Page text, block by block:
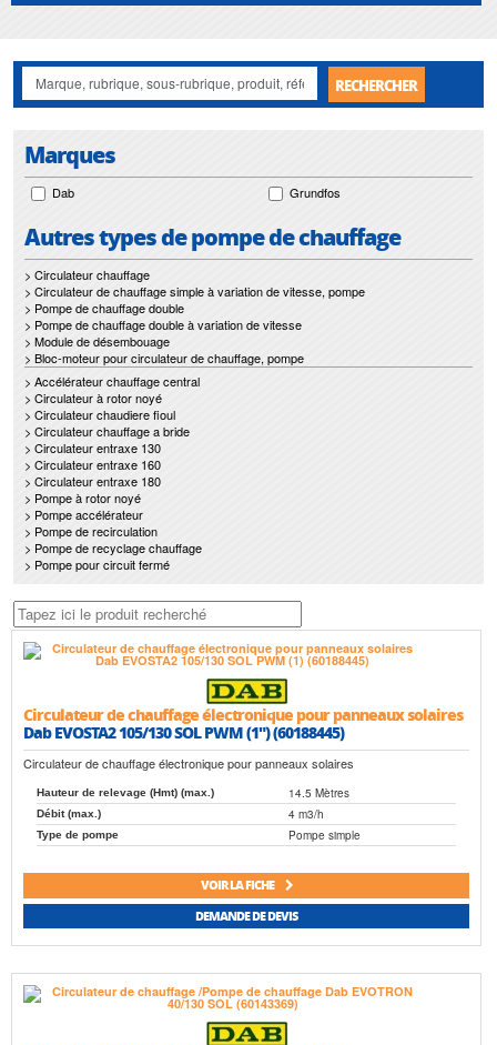
solaire.
RECHERCHER
Marques
Dab Grundfos
Autres types de pompe de chauffage
> Circulateur chauffage
> Circulateur de chauffage simple à variation de vitesse, pompe
> Pompe de chauffage double
> Pompe de chauffage double à variation de vitesse
> Module de désembouage
> Bloc-moteur pour circulateur de chauffage, pompe
> Accélérateur chauffage central
> Circulateur à rotor noyé
> Circulateur chaudiere fioul
> Circulateur chauffage a bride
> Circulateur entraxe 130
> Circulateur entraxe 160
> Circulateur entraxe 180
> Pompe à rotor noyé
> Pompe accélérateur
> Pompe de recirculation
> Pompe de recyclage chauffage
> Pompe pour circuit fermé
Circulateur de chauffage électronique pour panneaux solaires
Dab EVOSTA2 105/130 SOL PWM (1") (60188445)
Circulateur de chauffage électronique pour panneaux solaires
Hauteur de relevage (Hmt) (max.) 14.5 Mètres
Débit (max.) 4 m3/h
Type de pompe Pompe simple
VOIR LA FICHE
DEMANDE DE DEVIS